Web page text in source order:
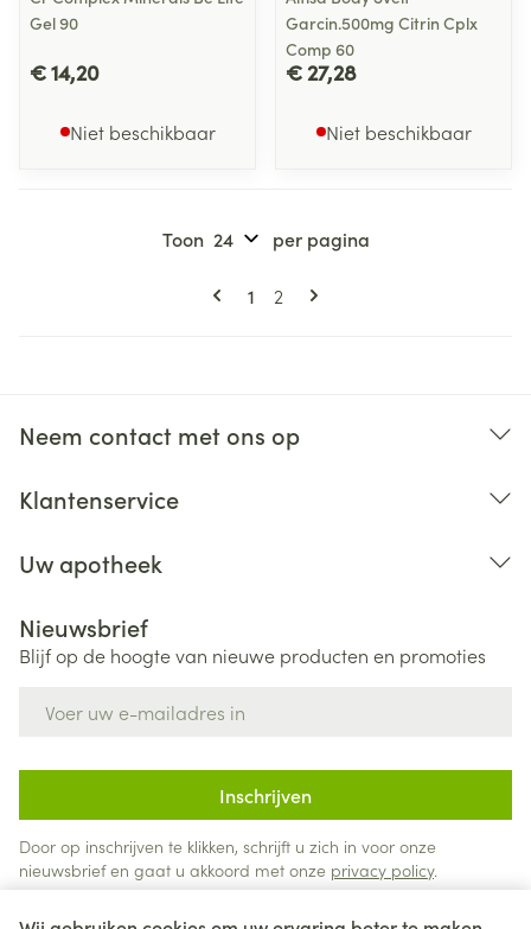
Gel 90
€ 14,20
Niet beschikbaar
Garcin.500mg Citrin Cplx
Comp 60
€ 27,28
Niet beschikbaar
Pagina's
U lees momenteel pagina
1 Pagina
2
Toon per pagina
Neem contact met ons op
Klantenservice
Uw apotheek
Nieuwsbrief
Blijf op de hoogte van nieuwe producten en promoties
Inschrijven
Door op inschrijven te klikken, schrijft u zich in voor onze
nieuwsbrief en gaat u akkoord met onze privacy policy.